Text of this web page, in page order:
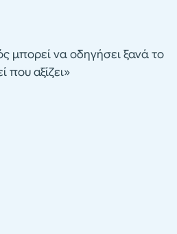
μπορεί να οδηγήσει ξανά το
που αξίζει»